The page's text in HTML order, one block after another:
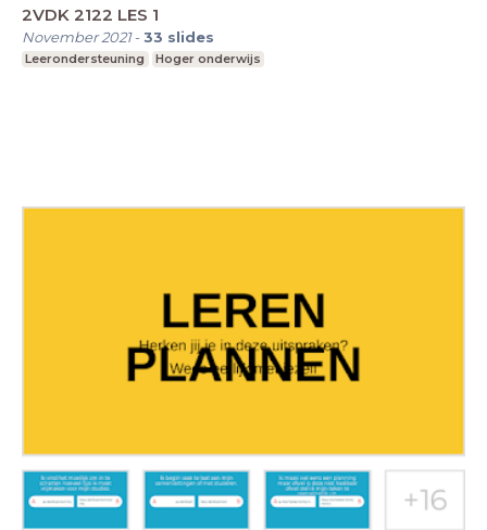
2VDK 2122 LES 1
November 2021-33 slides
Leerondersteuning Hoger onderwijs